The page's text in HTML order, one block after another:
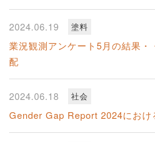
2024.06.19 塗料
業況観測アンケート5月の結果
配
2024.06.18 社会
Gender Gap Report 2024におけ